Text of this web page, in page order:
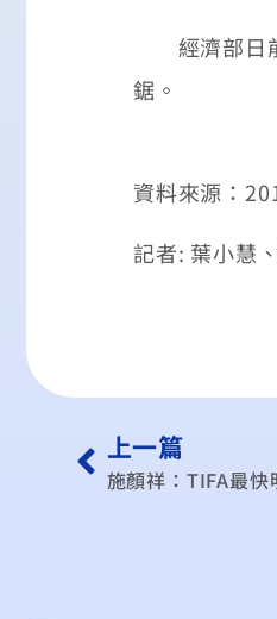
經濟部日前
鋸。
資料來源：
記者: 葉小慧
上一篇
施顏祥：TIFA最快